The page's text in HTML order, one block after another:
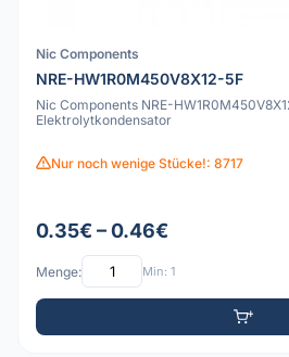
Nic Components
NRE-HW1R0M450V8X12-5F
Nic Components NRE-
Elektrolytkondensator
Nur noch wenige Stücke!: 8717
0.35€ – 0.46€
Menge: Min: 1